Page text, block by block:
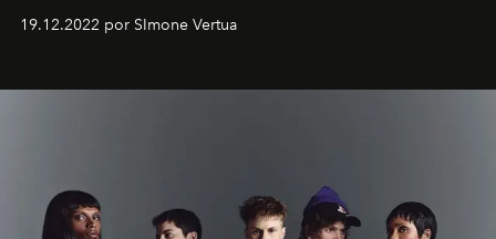
19.12.2022 por SImone Vertua